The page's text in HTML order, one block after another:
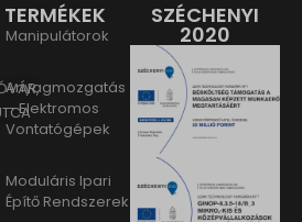
TERMÉKEK
Manipulátorok
Anyagmozgatás
– Elektromos
Vontatógépek
Moduláris Ipari
Építő Rendszerek
SZÉCHENYI
2020